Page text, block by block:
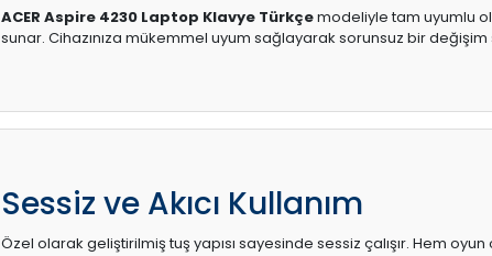
ACER Aspire 4230 Laptop Klavye Türkçemodeliyle tam uyumlu
sunar. Cihazınıza mükemmel uyum sağlayarak sorunsuz bir değişim
Sessiz ve Akıcı Kullanım
Özel olarak geliştirilmiş tuş yapısı sayesinde sessiz çalışır. Hem